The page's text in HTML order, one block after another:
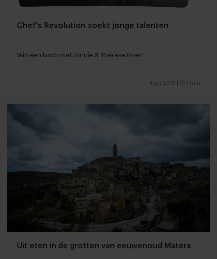
Chef's Revolution zoekt jonge talenten
Win een lunch met Jonnie & Thérèse Boer!
4 juli 2018 1 min
Uit eten in de grotten van eeuwenoud Matera